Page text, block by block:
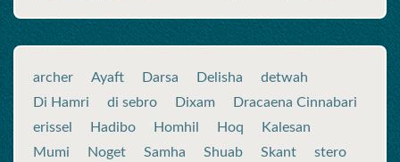
archer Ayaft Darsa Delisha
detwah
Di Hamri
di sebro Dixam
Dracaena Cinnabari
erissel
Hadibo Homhil Hoq
Kalesan
Mumi
Noget Samha Shuab Skant
stero